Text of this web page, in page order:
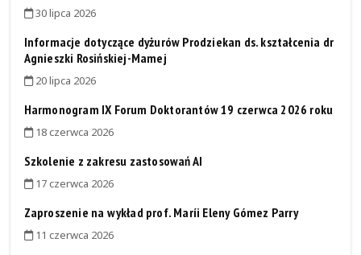
30 lipca 2026
Informacje dotyczące dyżurów Prodziekan ds. kształcenia dr
Agnieszki Rosińskiej-Mamej
20 lipca 2026
Harmonogram IX Forum Doktorantów 19 czerwca 2026 roku
18 czerwca 2026
Szkolenie z zakresu zastosowań AI
17 czerwca 2026
Zaproszenie na wykład prof. Maríi Eleny Gómez Parry
11 czerwca 2026